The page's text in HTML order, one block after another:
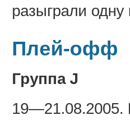
разыграли
Плей-офф
Группа J
19—21.08.2005.